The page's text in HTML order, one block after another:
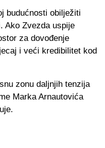
budućnosti obilježiti
Ako Zvezda uspije
za dovođenje
i veći kredibilitet kod
zonu daljnjih tenzija
Marka Arnautovića